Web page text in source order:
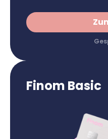
Finom Basic